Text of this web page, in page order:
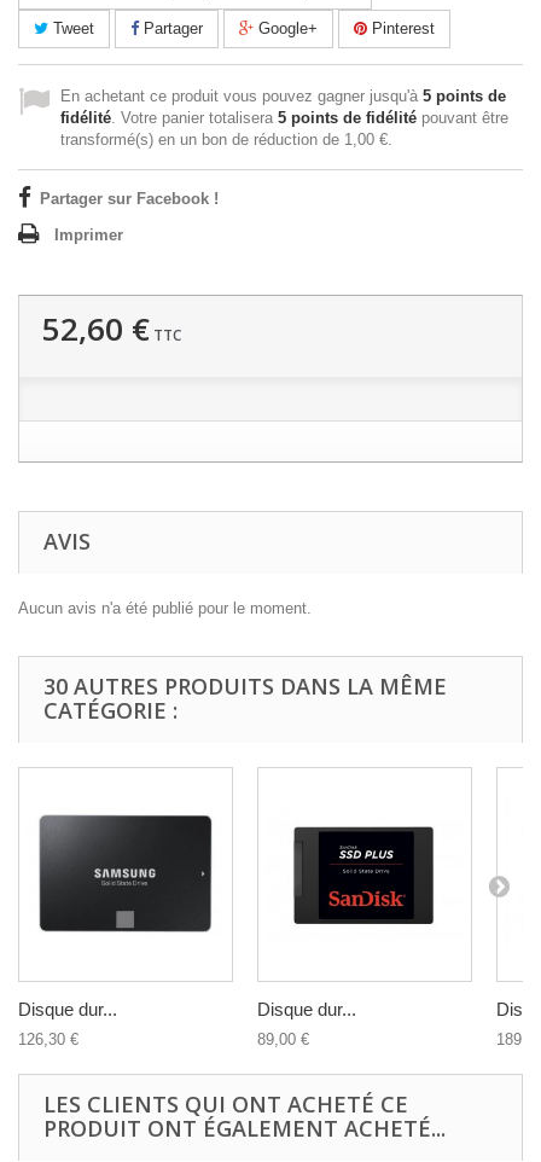
Tweet Partager Google+ Pinterest
En achetant ce produit vous pouvez gagner jusqu'à 5 points de
fidélité. Votre panier totalisera 5 points de fidélité pouvant être
transformé(s) en un bon de réduction de 1,00 €.
Partager sur Facebook !
Imprimer
52,60 € TTC
AVIS
Aucun avis n'a été publié pour le moment.
30 AUTRES PRODUITS DANS LA MÊME
CATÉGORIE :
Disque dur...
126,30 €
Disque dur...
89,00 €
LES CLIENTS QUI ONT ACHETÉ CE
PRODUIT ONT ÉGALEMENT ACHETÉ...